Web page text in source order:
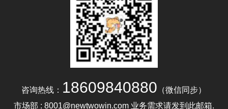
咨询热线： 18609840880 （微信同步）
市场部 : 8001@newtwowin.com 业务需求请发到此邮箱.